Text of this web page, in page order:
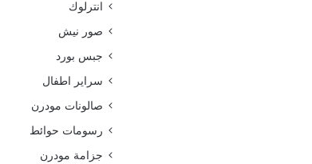
انترلوك
صور نيش
جبس بورد
سراير اطفال
صالونات مودرن
رسومات حوائط
جزامة مودرن